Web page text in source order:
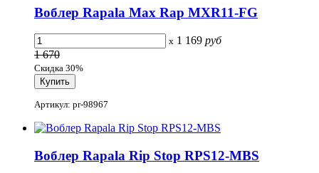
Воблер Rapala Max Rap MXR11-FG
x 1 169 руб
1 670
Скидка 30%
Артикул: pr-98967
Воблер Rapala Rip Stop RPS12-MBS